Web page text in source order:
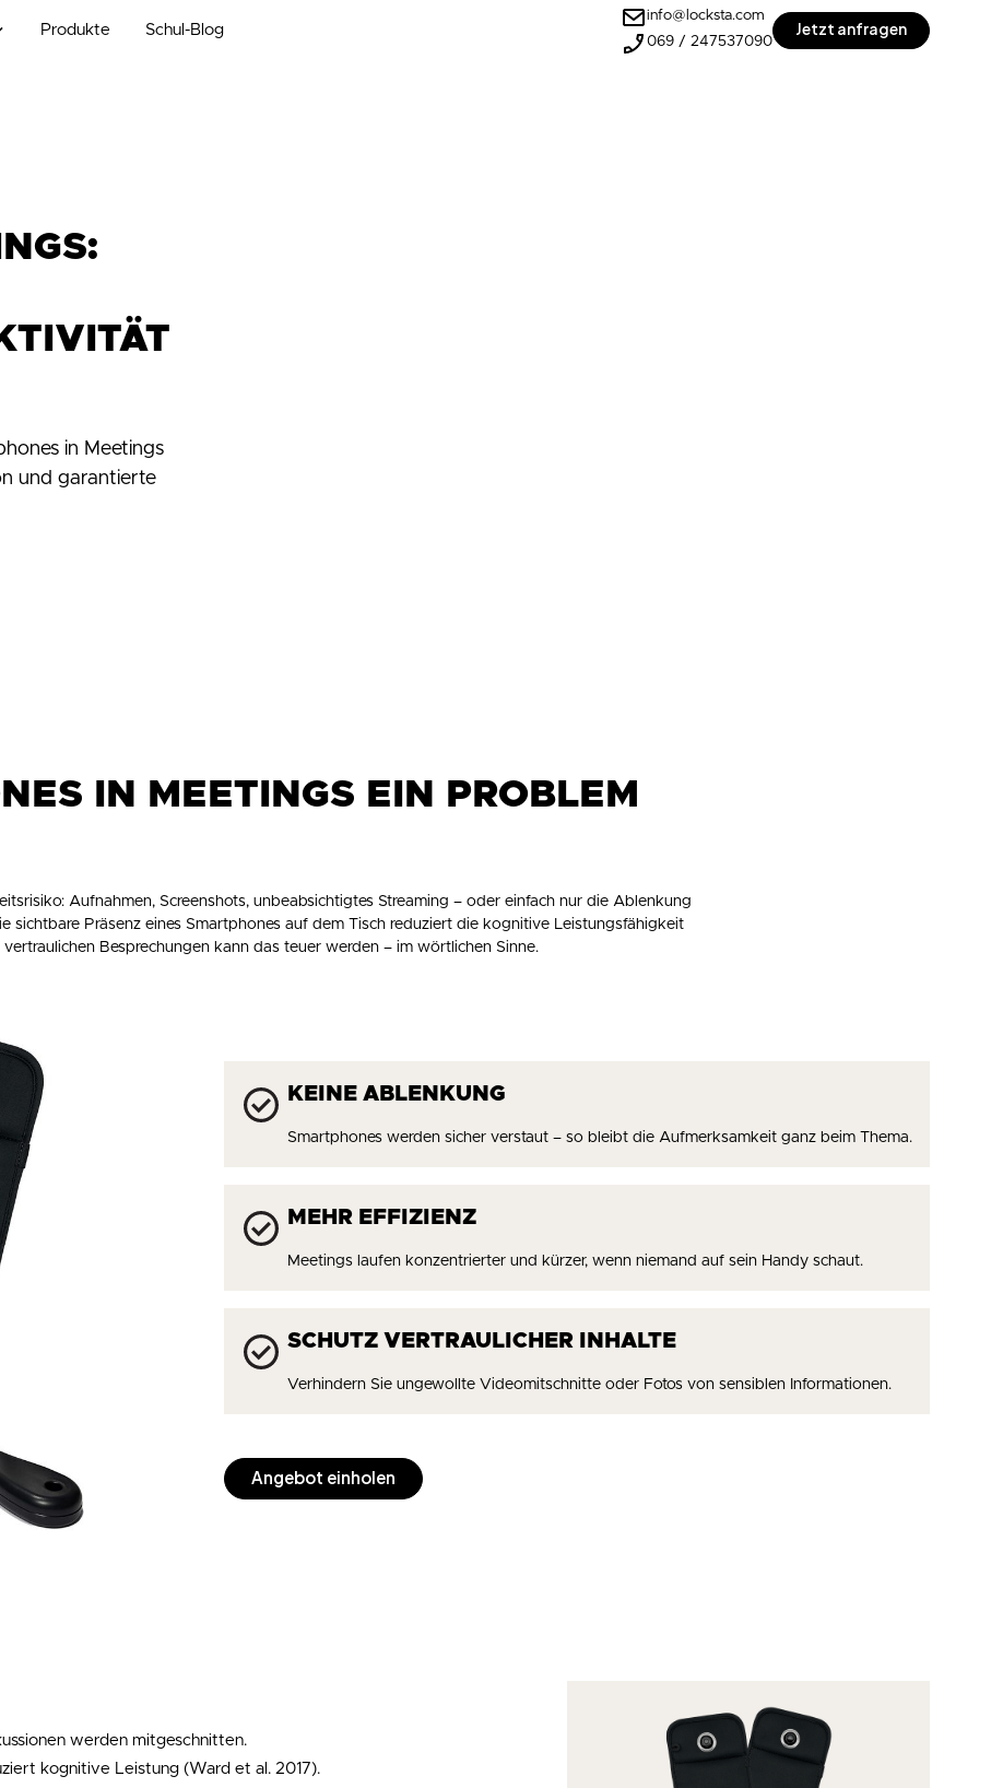
Produkte Schul-Blog
info@locksta.com
069 / 247537090
Jetzt anfragen
in Meetings
und garantierte
IN MEETINGS EIN PROBLEM
Aufnahmen, Screenshots, unbeabsichtigtes Streaming – oder einfach nur die Ablenkung
sichtbare Präsenz eines Smartphones auf dem Tisch reduziert die kognitive Leistungsfähigkeit
Besprechungen kann das teuer werden – im wörtlichen Sinne.
KEINE ABLENKUNG
Smartphones werden sicher verstaut – so bleibt die Aufmerksamkeit ganz beim Thema.
MEHR EFFIZIENZ
Meetings laufen konzentrierter und kürzer, wenn niemand auf sein Handy schaut.
SCHUTZ VERTRAULICHER INHALTE
Verhindern Sie ungewollte Videomitschnitte oder Fotos von sensiblen Informationen.
Angebot einholen
werden mitgeschnitten.
kognitive Leistung (Ward et al. 2017).